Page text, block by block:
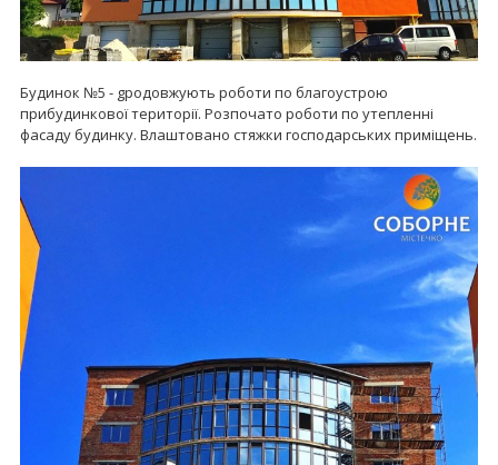
Будинок №5 - gродовжують роботи по благоустрою
прибудинкової території. Розпочато роботи по утепленні
фасаду будинку. Влаштовано стяжки господарських приміщень.